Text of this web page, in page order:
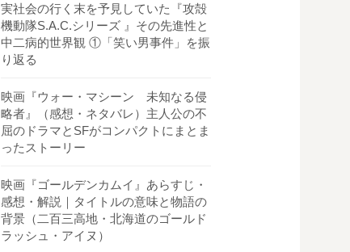
実社会の行く末を予見していた『攻殻
機動隊S.A.C.シリーズ 』その先進性と
中二病的世界観 ①「笑い男事件」を振
り返る
映画『ウォー・マシーン 未知なる侵
略者』（感想・ネタバレ）主人公の不
屈のドラマとSFがコンパクトにまとま
ったストーリー
映画『ゴールデンカムイ』あらすじ・
感想・解説｜タイトルの意味と物語の
背景（二百三高地・北海道のゴールド
ラッシュ・アイヌ）